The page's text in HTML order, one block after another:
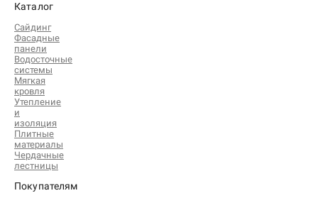
Каталог
Сайдинг
Фасадные
панели
Водосточные
системы
Мягкая
кровля
Утепление
и
изоляция
Плитные
материалы
Чердачные
лестницы
Покупателям